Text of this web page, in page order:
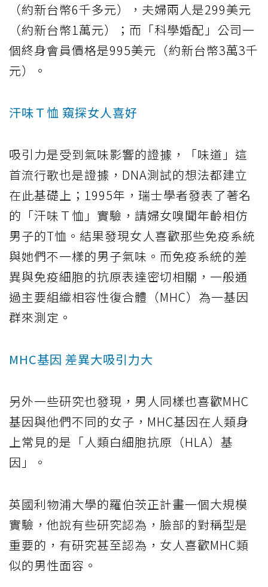
（約新台幣6千多元），夫婦兩人是299美元
（約新台幣1萬元）；而「科學婚配」公司一
個終身會員價格是995美元（約新台幣3萬3千
元）。
汗味Ｔ恤 窺探女人喜好
吸引力是受到氣味影響的證據，「味道」這
首流行歌也是證據，DNA測試的想法都建立
在此基礎上；1995年，瑞士學者發表了著名
的「汗味Ｔ恤」實驗，請婦女嗅聞年齡相仿
男子的T恤。結果發現女人喜歡那些免疫系統
與她們不一樣的男子氣味。而免疫系統的差
異與免疫細胞的抗原表達密切相關，一般通
過主要組織相容性復合體（MHC）為一基因
群來測定。
MHC基因 差異大吸引力大
另外一些研究也發現，男人同樣也喜歡MHC
基因與他們不同的女子，MHC基因在人類身
上常見的是「人類白細胞抗原（HLA）基
因」。
英國利物浦大學的羅伯茨正計畫一個大規模
實驗，他說有些研究認為，臉部的對稱型是
重要的，有研究甚至認為，女人喜歡MHC類
似的男性面容。